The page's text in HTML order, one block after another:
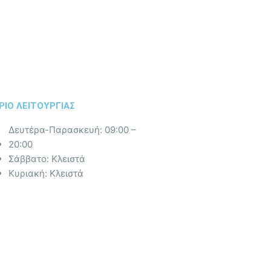
ΛΕΙΤΟΥΡΓΙΑΣ​
Δευτέρα-Παρασκευή: 09:00 –
20:00
Σάββατο: Κλειστά
Κυριακή: Κλειστά